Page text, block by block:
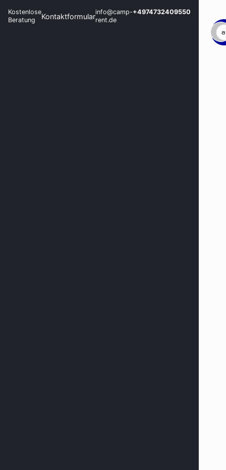
Kostenlose
Beratung
Kontaktformularinfo@camp-
rent.de
+4974732409550